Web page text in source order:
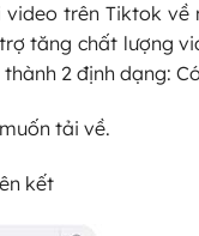
trên Tiktok
tăng chất lượng
2 định dạng:
tải về.
kết